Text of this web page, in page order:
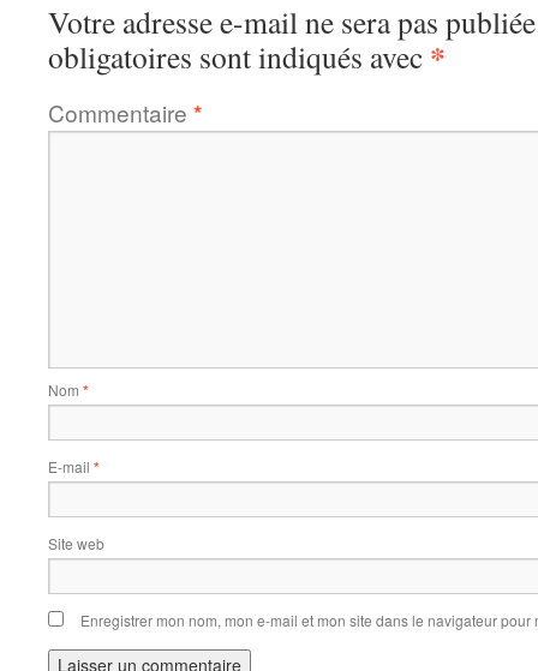
Votre adresse e-mail ne sera pas
obligatoires sont indiqués avec *
Commentaire *
Nom *
E-mail *
Site web
Enregistrer mon nom, mon e-mail et mon site dans le navigateur